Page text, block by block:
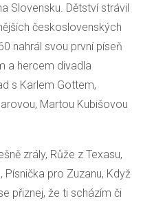
Slovensku. Dětství strávil
československých
nahrál svou první píseň
a hercem divadla
s Karlem Gottem,
Martou Kubišovou
zrály, Růže z Texasu,
Písnička pro Zuzanu, Když
přiznej, že ti scházím či